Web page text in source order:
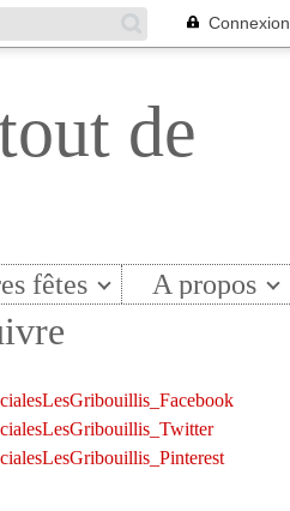
Connexion
de
fêtes A propos